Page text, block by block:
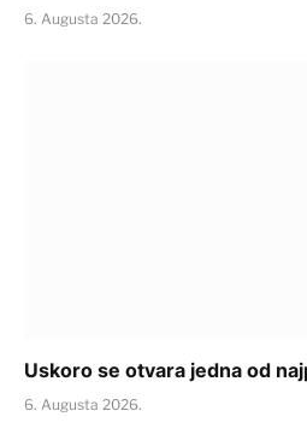
6. Augusta 2026.
Uskoro se otvara jedna od
6. Augusta 2026.